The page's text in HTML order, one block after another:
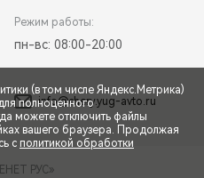
Режим работы:
пн-вс: 08:00-20:00
info@chery.yug-avto.ru
РУС»
(в том числе Яндекс.Метрика)
полноценного
можете отключить файлы
вашего браузера. Продолжая
с политикой обработки